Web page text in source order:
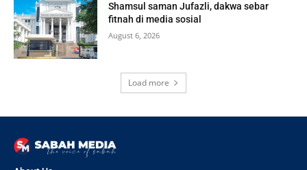
Shamsul saman Jufazli, dakwa sebar
fitnah di media sosial
August 6, 2026
Load more